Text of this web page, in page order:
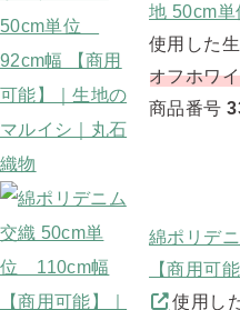
地 50cm
使用した
オフホワ
商品番号
綿ポリデ
【商用可能
使用し